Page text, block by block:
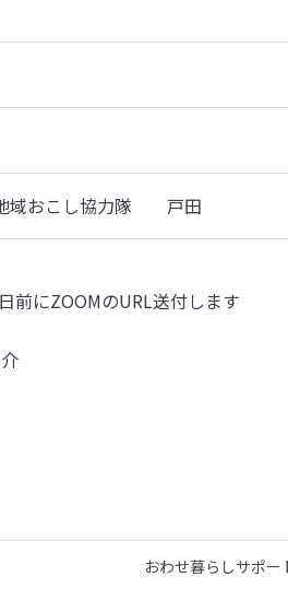
域おこし協力隊　　戸田
前にZOOMのURL送付します
トご紹介
おわせ暮らしサポ